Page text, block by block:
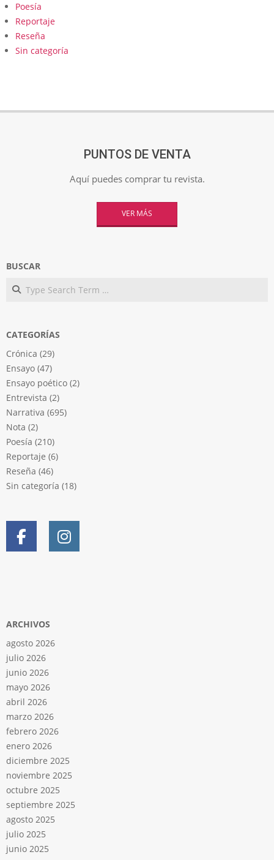
Poesía
Reportaje
Reseña
Sin categoría
PUNTOS DE VENTA
Aquí puedes comprar tu revista.
VER MÁS
BUSCAR
Search
CATEGORÍAS
Crónica (29)
Ensayo (47)
Ensayo poético (2)
Entrevista (2)
Narrativa (695)
Nota (2)
Poesía (210)
Reportaje (6)
Reseña (46)
Sin categoría (18)
ARCHIVOS
agosto 2026
julio 2026
junio 2026
mayo 2026
abril 2026
marzo 2026
febrero 2026
enero 2026
diciembre 2025
noviembre 2025
octubre 2025
septiembre 2025
agosto 2025
julio 2025
junio 2025